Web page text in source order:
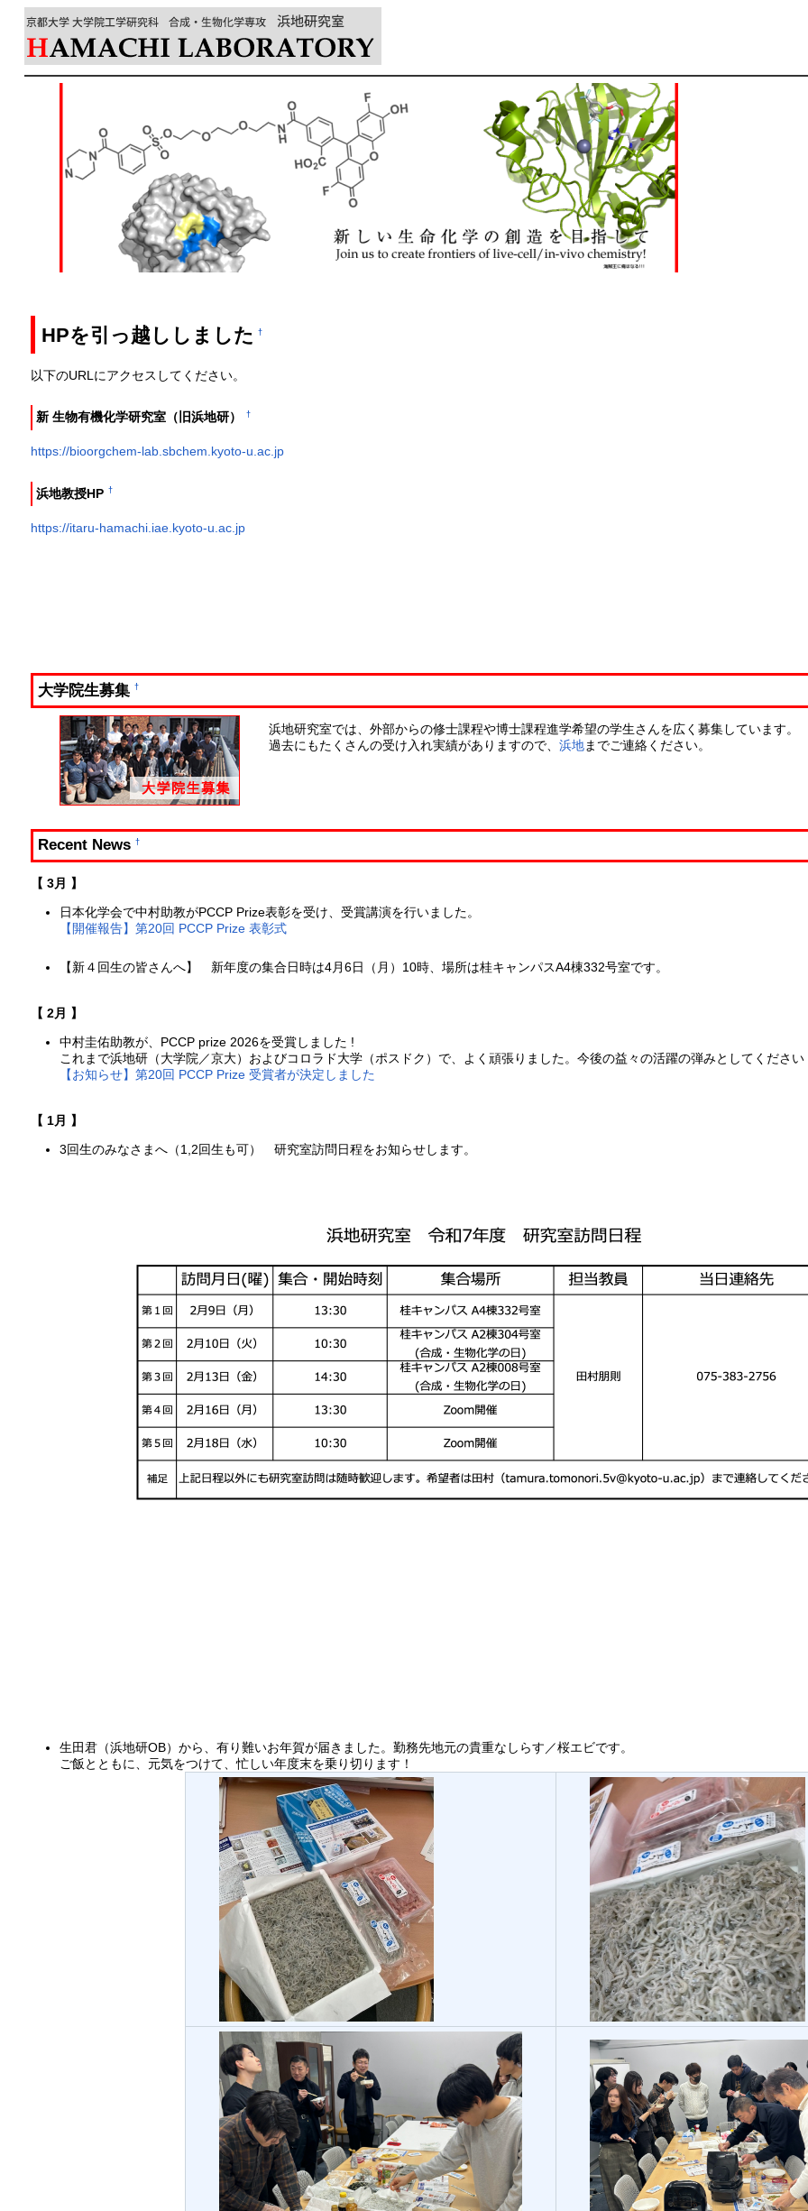
HPを引っ越ししました †
以下のURLにアクセスしてください。
新 生物有機化学研究室（旧浜地研） †
https://bioorgchem-lab.sbchem.kyoto-u.ac.jp
浜地教授HP †
https://itaru-hamachi.iae.kyoto-u.ac.jp
大学院生募集 †
浜地研究室では、外部からの修士課程や博士課程進学希望の学生さんを広く募集しています。
過去にもたくさんの受け入れ実績がありますので、浜地までご連絡ください。
Recent News †
【 3月 】
日本化学会で中村助教がPCCP Prize表彰を受け、受賞講演を行いました。
【開催報告】第20回 PCCP Prize 表彰式
【新４回生の皆さんへ】 新年度の集合日時は4月6日（月）10時、場所は桂キャンパスA4棟332号室です。
【 2月 】
中村圭佑助教が、PCCP prize 2026を受賞しました !
これまで浜地研（大学院／京大）およびコロラド大学（ポスドク）で、よく頑張りました。今後の益々の活躍の弾みとしてください
【お知らせ】第20回 PCCP Prize 受賞者が決定しました
【 1月 】
3回生のみなさまへ（1,2回生も可） 研究室訪問日程をお知らせします。
生田君（浜地研OB）から、有り難いお年賀が届きました。勤務先地元の貴重なしらす／桜エビです。
ご飯とともに、元気をつけて、忙しい年度末を乗り切ります！